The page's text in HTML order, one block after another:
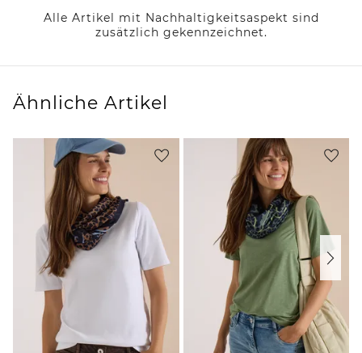
Alle Artikel mit Nachhaltigkeitsaspekt sind
zusätzlich gekennzeichnet.
Ähnliche Artikel